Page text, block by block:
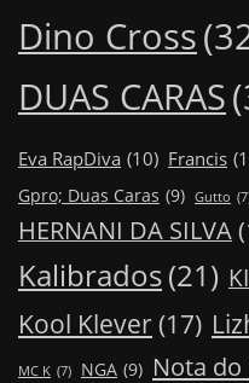
Dino Cross
DUAS CARAS
Eva RapDiva (10) Francis
Gpro; Duas Caras (9) Gutto
HERNANI DA SILVA
Kalibrados(21)
Kool Klever (17)
MC K (7) NGA (9) Nota